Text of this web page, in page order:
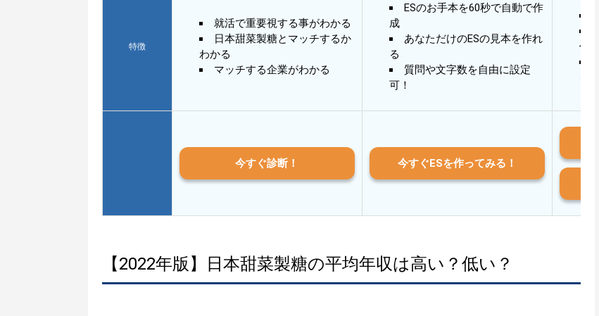
特徴
就活で重要視する事がわかる
日本甜菜製糖とマッチするか
わかる
マッチする企業がわかる
ESのお手本を60秒で自動で作
成
あなただけのESの見本を作れ
る
質問や文字数を自由に設定
可！
作成
今すぐ診断！ 今すぐESを作ってみる！
【2022年版】日本甜菜製糖の平均年収は高い？低い？